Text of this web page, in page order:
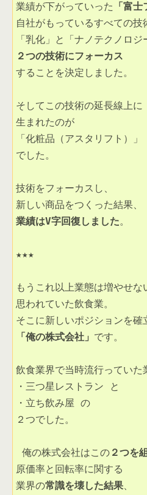
業績が下がっていった 「富士
自社がもっているすべての技
することを決定しました。
そしてこの技術の延長線上に
生まれたのが
「化粧品（アスタリフト）」
でした。
技術をフォーカスし、
業績はV字回復しました。
★★★
もうこれ以上業態は増やせな
思われていた飲食業。
「俺の株式会社」 です。
飲食業界で当時流行っていた
・三つ星レストラン と
・立ち飲み屋 の
２つでした。
俺の株式会社はこの ２つを
原価率と回転率に関する
業界の常識を壊した結果、